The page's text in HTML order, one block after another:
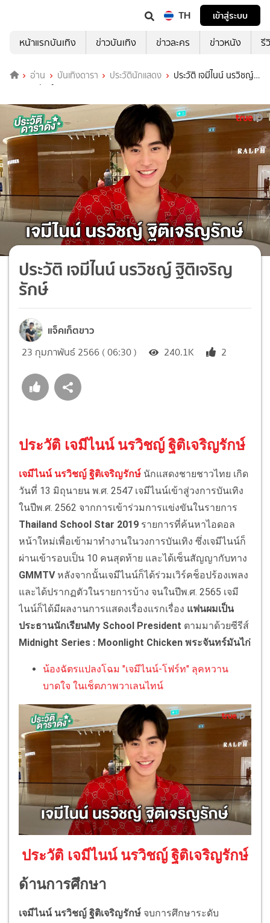
TH
เข้าสู่ระบบ
หน้าแรกบันเทิง
ข่าวบันเทิง ข่าวละคร ข่าวหนัง รี
อ่าน บันเทิงดารา ประวัตินักแสดง
ประวัติ เจมีไนน์ นรวิชญ์
ฐิติเจริญรักษ์
ประวัติ เจมีไนน์ นรวิชญ์ ฐิติเจริญ
รักษ์
แจ็คเก็ตขาว
23 กุมภาพันธ์ 2566 ( 06:30 ) 240.1K 2
ประวัติ เจมีไนน์ นรวิชญ์ ฐิติเจริญรักษ์
เจมีไนน์ นรวิชญ์ ฐิติเจริญรักษ์ นักแสดงชายชาวไทย เกิด
วันที่ 13 มิถุนายน พ.ศ. 2547 เจมีไนน์เข้าสู่วงการบันเทิง
ในปีพ.ศ. 2562 จากการเข้าร่วมการแข่งขันในรายการ
Thailand School Star 2019 รายการที่ค้นหาไอดอล
หน้าใหม่เพื่อเข้ามาทำงานในวงการบันเทิง ซึ่งเจมีไนน์ก็
ผ่านเข้ารอบเป็น 10 คนสุดท้าย และได้เซ็นสัญญากับทาง
GMMTVหลังจากนั้นเจมีไนน์ก็ได้ร่วมเวิร์คช็อปร้องเพลง
และได้ปรากฏตัวในรายการบ้าง จนในปีพ.ศ. 2565 เจมี
ไนน์ก็ได้มีผลงานการแสดงเรื่องแรกเรื่อง แฟนผมเป็น
ประธานนักเรียนMy School President ตามมาด้วยซีรีส์
Midnight Series : Moonlight Chicken พระจันทร์มันไก่
น้องฉัตรแปลงโฉม "เจมีไนน์-โฟร์ท" ลุคหวาน
บาดใจ ในเช็ตภาพวาเลนไทน์
ประวัติ เจมีไนน์ นรวิชญ์ ฐิติเจริญรักษ์
ด้านการศึกษา
เจมีไนน์ นรวิชญ์ ฐิติเจริญรักษ์ จบการศึกษาระดับ